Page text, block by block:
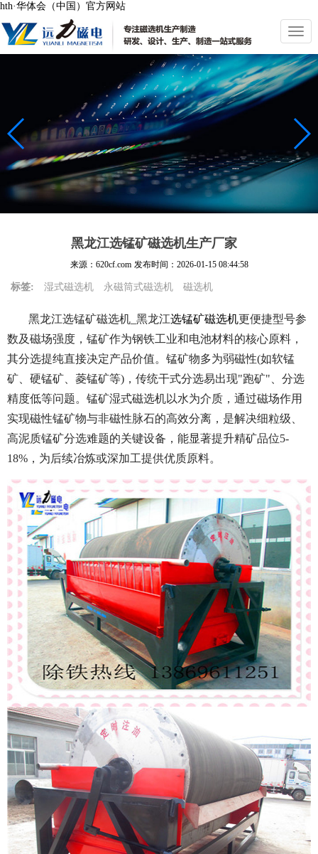
hth·华体会（中国）官方网站
切
换
导
航
黑龙江选锰矿磁选机生产厂家
来源：620cf.com 发布时间： 2026-01-15 08:44:58
标签: 湿式磁选机 永磁筒式磁选机 磁选机
黑龙江选锰矿磁选机_黑龙江选锰矿磁选机更便捷型号参
数及磁场强度， 锰矿作为钢铁工业和电池材料的核心原料，
其分选提纯直接决定产品价值。锰矿物多为弱磁性(如软锰
矿、硬锰矿、菱锰矿等)，传统干式分选易出现"跑矿"、分选
精度低等问题。锰矿湿式磁选机以水为介质，通过磁场作用
实现磁性锰矿物与非磁性脉石的高效分离，是解决细粒级、
高泥质锰矿分选难题的关键设备，能显著提升精矿品位5-
18%，为后续冶炼或深加工提供优质原料。